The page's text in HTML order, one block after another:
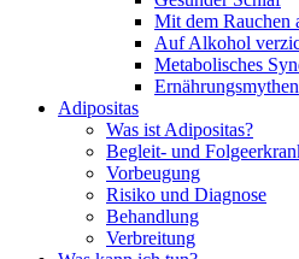
Mit dem Rauchen
Auf Alkohol
Metabolisches
Ernährungsmythen
Adipositas
Was ist Adipositas?
Begleit- und
Vorbeugung
Risiko und Diagnose
Behandlung
Verbreitung